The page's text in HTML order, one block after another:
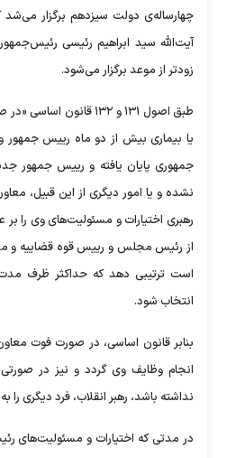
چهارساله‌ی دولت سیزدهم برگزار
آیت‌الله سید ابراهیم رئیسی
زودتر از موعد برگزار می‌شود.
طبق اصول ۱۳۱ و ۱۳۲
یا بیماری بیش از دو ماه رییس
جمهوری پایان یافته و رییس جمهور
نشده و یا امور دیگری از این قبیل،
رهبری اختیارات و مسئولیت‌های وی را
از رئیس مجلس و رییس قوه قضاییه و
انتخاب شود.
بنابر قانون اساسی، در صورت فوت
انجام وظایف وی گردد و نیز در
نداشته باشد، رهبر انقلاب، فرد دیگری
در مدتی که اختیارات و مسئولیت‌های